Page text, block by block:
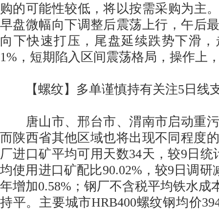
购的可能性较低，将以按需采购为主
早盘微幅向下调整后震荡上行，午后
向下快速打压，尾盘延续跌势下滑
1%，短期陷入区间震荡格局，操作上
【螺纹】多单谨慎持有关注5日线
唐山市、邢台市、渭南市启动重污
而陕西省其他区域也将出现不同程度
厂进口矿平均可用天数34天，较9日统
均使用进口矿配比90.02%，较9日调研
年增加0.58%；钢厂不含税平均铁水成
持平。主要城市HRB400螺纹钢均价